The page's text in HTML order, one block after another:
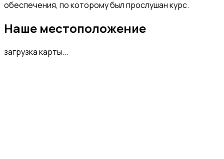
обеспечения, по которому был прослушан курс.
Наше местоположение
загрузка карты...